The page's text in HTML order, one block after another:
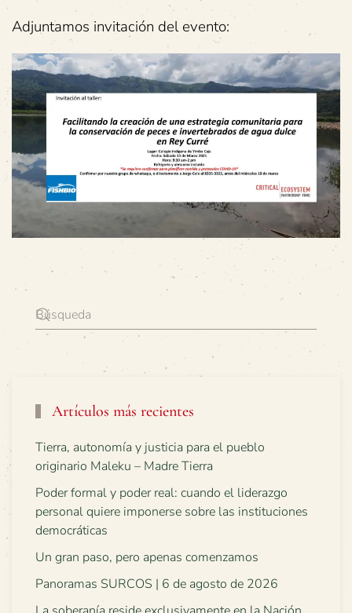
Adjuntamos invitación del evento:
Artículos más recientes
Tierra, autonomía y justicia para el pueblo
originario Maleku – Madre Tierra
Poder formal y poder real: cuando el liderazgo
personal quiere imponerse sobre las instituciones
democráticas
Un gran paso, pero apenas comenzamos
Panoramas SURCOS | 6 de agosto de 2026